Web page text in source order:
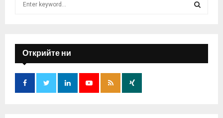
f
o
:
E
A
Открийте ни